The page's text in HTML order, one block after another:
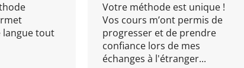
tout
Votre méthode est unique !
Vos cours m’ont permis de
progresser et de prendre
confiance lors de mes
échanges à l'étranger...